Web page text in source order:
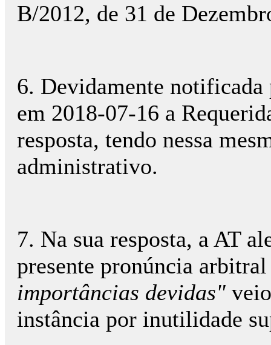
B/2012, de 31 de
6. Devidamente notificada
em 2018-07-16 a
resposta, tendo nessa
administrativo.
7. Na sua resposta, a AT
presente pronúncia
importâncias devidas"
instância por inutilidade